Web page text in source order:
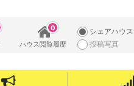
ハウス閲覧履歴
0
シェアハウス
投稿写真